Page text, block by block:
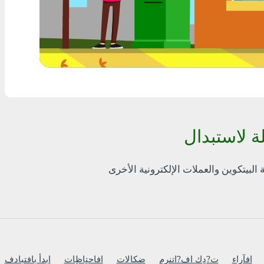
أٍ بل? THB
Visa/MasterCard MDL
Visa/MasterCard AMD
Ripple
ابدأ بافتبادف افاحتٍاظٍات ضكالات ت?دٍك اف?اتنرم افآراء